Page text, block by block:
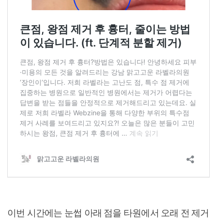
이번 시간에는 눈썹 아래 점을 타원에서 오래 전 제거